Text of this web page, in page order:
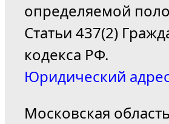
определяемой
Статьи 437(2)
кодекса РФ.
Юридический
Московская